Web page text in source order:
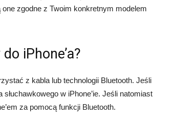
zgodne z Twoim konkretnym modelem
iPhone’a?
z kabla lub technologii Bluetooth. Jeśli
w iPhone’ie. Jeśli natomiast
za pomocą funkcji Bluetooth.